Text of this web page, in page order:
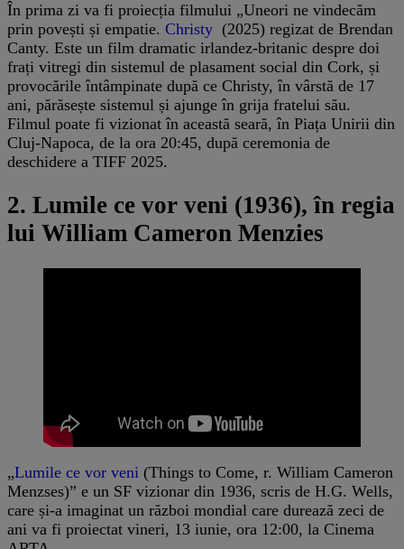
În prima zi va fi proiecția filmului „Uneori ne vindecăm
prin povești și empatie. Christy (2025) regizat de Brendan
Canty. Este un film dramatic irlandez-britanic despre doi
frați vitregi din sistemul de plasament social din Cork, și
provocările întâmpinate după ce Christy, în vârstă de 17
ani, părăsește sistemul și ajunge în grija fratelui său.
Filmul poate fi vizionat în această seară, în Piața Unirii din
Cluj-Napoca, de la ora 20:45, după ceremonia de
deschidere a TIFF 2025.
2. Lumile ce vor veni (1936), în regia
lui William Cameron Menzies
„Lumile ce vor veni (Things to Come, r. William Cameron
Menzses)” e un SF vizionar din 1936, scris de H.G. Wells,
care și-a imaginat un război mondial care durează zeci de
ani va fi proiectat vineri, 13 iunie, ora 12:00, la Cinema